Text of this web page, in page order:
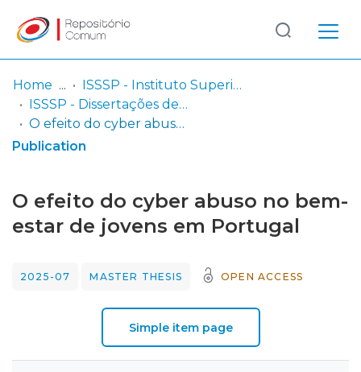
Communities
& Collections
Log
In
(current)
Home
ISSSP - Instituto Superior de Serviço Social do Porto
ISSSP - Dissertações de mestrado em Intervenção Social na Infância e juventude em Risco de Exclusão Social
O efeito do cyber abuso no bem-estar de jovens em Portugal
Publication
O efeito do cyber abuso no bem-
estar de jovens em Portugal
2025-07 MASTER THESIS OPEN ACCESS
Simple item page